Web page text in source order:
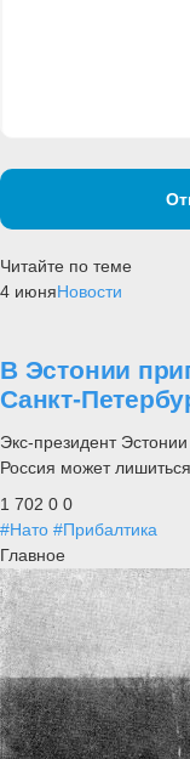
Читайте по теме
4 июняНовости
В Эстонии
Санкт-
Экс-президент
Россия может
1 702 0 0
#Нато #Прибалтика
Главное